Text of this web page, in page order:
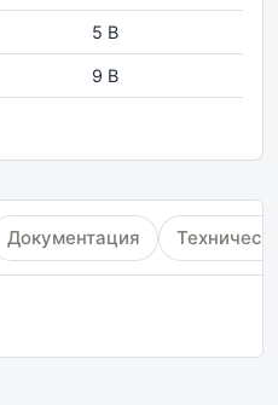
5 В
9 В
Документация